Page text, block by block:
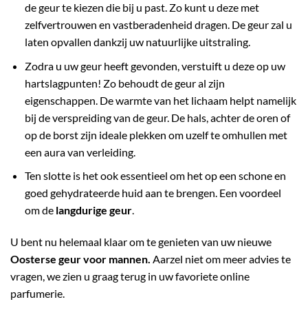
de geur te kiezen die bij u past. Zo kunt u deze met
zelfvertrouwen en vastberadenheid dragen. De geur zal u
laten opvallen dankzij uw natuurlijke uitstraling.
Zodra u uw geur heeft gevonden, verstuift u deze op uw
hartslagpunten! Zo behoudt de geur al zijn
eigenschappen. De warmte van het lichaam helpt namelijk
bij de verspreiding van de geur. De hals, achter de oren of
op de borst zijn ideale plekken om uzelf te omhullen met
een aura van verleiding.
Ten slotte is het ook essentieel om het op een schone en
goed gehydrateerde huid aan te brengen. Een voordeel
om delangdurige geur.
U bent nu helemaal klaar om te genieten van uw nieuwe
Oosterse geur voor mannen. Aarzel niet om meer advies te
vragen, we zien u graag terug in uw favoriete online
parfumerie.